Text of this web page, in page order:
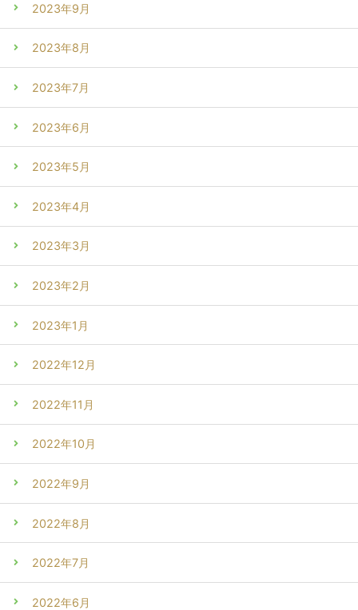
2023年9月
2023年8月
2023年7月
2023年6月
2023年5月
2023年4月
2023年3月
2023年2月
2023年1月
2022年12月
2022年11月
2022年10月
2022年9月
2022年8月
2022年7月
2022年6月